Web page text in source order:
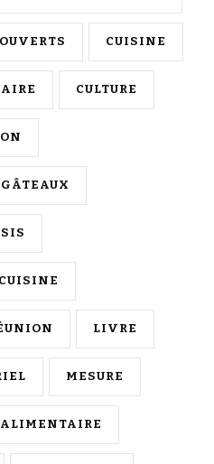
CUISINE
CULTURE
GÂTEAUX
LIVRE
MESURE